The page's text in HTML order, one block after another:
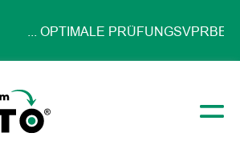
... OPTIMALE
Über uns